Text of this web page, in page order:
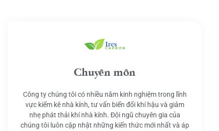
Chuyên môn
Công ty chúng tôi có nhiều năm kinh nghiệm trong lĩnh
vực kiểm kê nhà kính, tư vấn biến đổi khí hậu và giảm
nhẹ phát thải khí nhà kính. Đội ngũ chuyên gia của
chúng tôi luôn cập nhật những kiến thức mới nhất và áp